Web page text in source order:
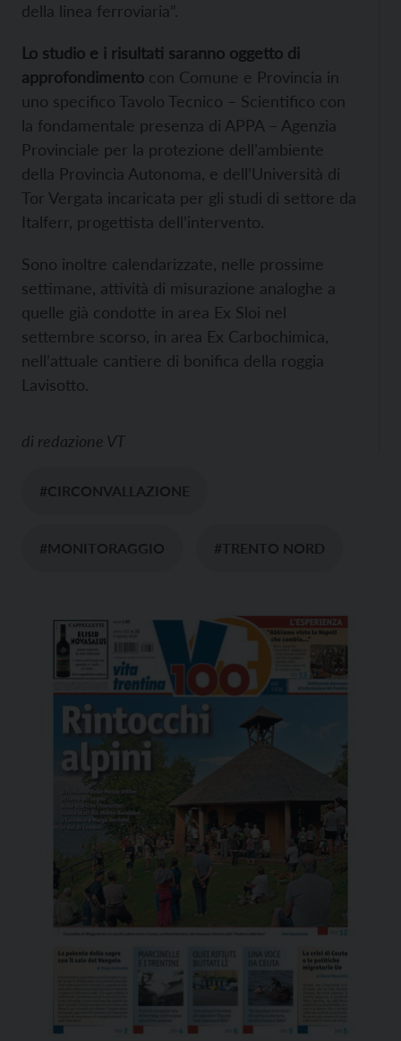
della linea ferroviaria”.
Lo studio e i risultati saranno oggetto di
approfondimento con Comune e Provincia in
uno specifico Tavolo Tecnico – Scientifico con
la fondamentale presenza di APPA – Agenzia
Provinciale per la protezione dell’ambiente
della Provincia Autonoma, e dell’Università di
Tor Vergata incaricata per gli studi di settore da
Italferr, progettista dell’intervento.
Sono inoltre calendarizzate, nelle prossime
settimane, attività di misurazione analoghe a
quelle già condotte in area Ex Sloi nel
settembre scorso, in area Ex Carbochimica,
nell’attuale cantiere di bonifica della roggia
Lavisotto.
di redazione VT
#CIRCONVALLAZIONE
#MONITORAGGIO #TRENTO NORD